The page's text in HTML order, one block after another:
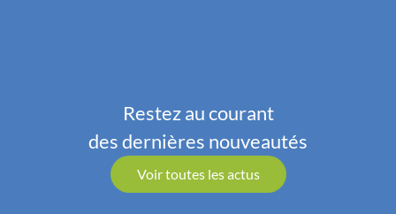
Restez au courant
des dernières nouveautés
Voir toutes les actus